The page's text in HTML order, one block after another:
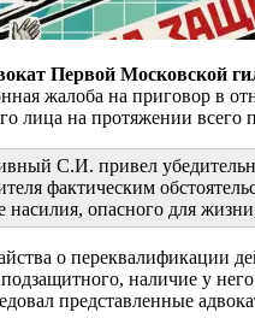
Первой Московской
жалоба на приговор в
лица на протяжении
С.И. привел
фактическим
опасного для
о переквалификации
наличие у
представленные